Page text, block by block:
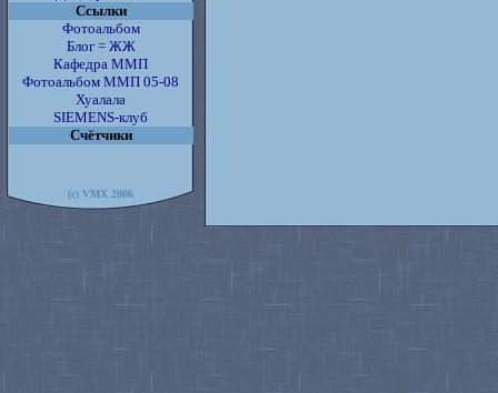
Ссылки
Фотоальбом
Блог = ЖЖ
Кафедра ММП
Фотоальбом ММП 05-08
Хуалала
SIEMENS-клуб
Счётчики
(c) VMX 2006